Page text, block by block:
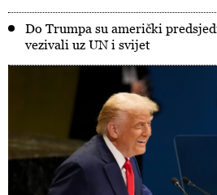
Do Trumpa su američki
vezivali uz UN i svijet